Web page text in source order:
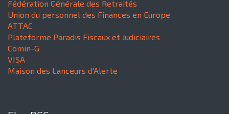
Fédération Générale des Retraités
Union du personnel des Finances en Europe
ATTAC
Plateforme Paradis Fiscaux et Judiciaires
Comin-G
VISA
Maison des Lanceurs d'Alerte